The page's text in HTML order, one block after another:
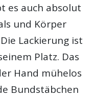
es auch absolut
und Körper
Lackierung ist
Platz. Das
Hand mühelos
Bundstäbchen